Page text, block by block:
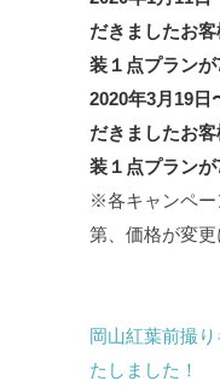
だきましたお
装１点プランが
2020年3月19日
だきましたお
装１点プランが
※各キャンペー
第、価格が変更
岡山紅葉前撮
たしました！